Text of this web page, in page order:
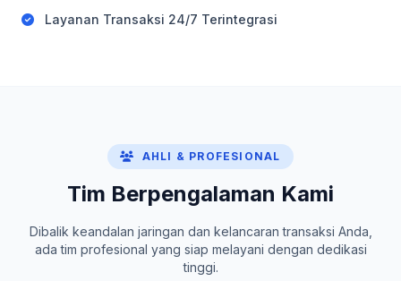
Layanan Transaksi 24/7 Terintegrasi
AHLI & PROFESIONAL
Tim Berpengalaman Kami
Dibalik keandalan jaringan dan kelancaran transaksi Anda,
ada tim profesional yang siap melayani dengan dedikasi
tinggi.